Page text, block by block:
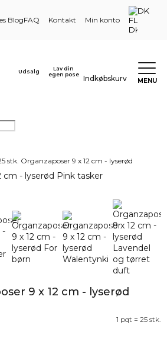
BlogFAQ Kontakt Min konto
DK
Udsalg
Lav din
egen pose
Indkøbskurv MENU
stk. Organzaposer 9 x 12 cm - lyserød
9 x 12 cm - lyserød
1 pqt = 25 stk.